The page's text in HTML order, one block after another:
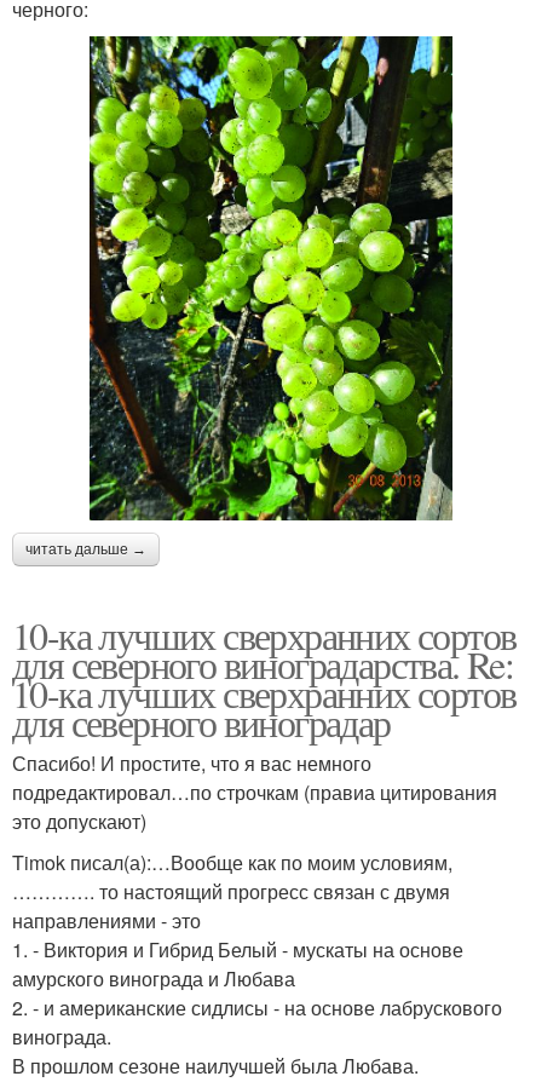
черного:
читать дальше →
10-ка лучших сверхранних сортов
для северного виноградарства. Re:
10-ка лучших сверхранних сортов
для северного виноградар
Спасибо! И простите, что я вас немного
подредактировал…по строчкам (правиа цитирования
это допускают)
Timok писал(а):…Вообще как по моим условиям,
…………. то настоящий прогресс связан с двумя
направлениями - это
1. - Виктория и Гибрид Белый - мускаты на основе
амурского винограда и Любава
2. - и американские сидлисы - на основе лабрускового
винограда.
В прошлом сезоне наилучшей была Любава.